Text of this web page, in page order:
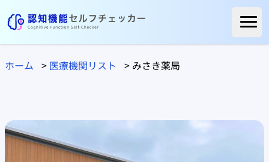
ホーム
ご利用者様の声
医療関係の方へ
自治体の方へ
ホーム > 医療機関リスト > みさき薬局